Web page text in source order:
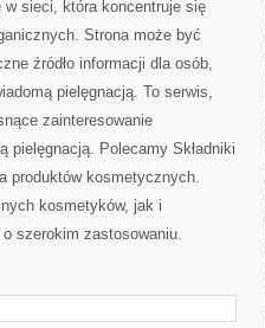
w sieci, która koncentruje się
Strona może być
źródło informacji dla osób,
pielęgnacją. To serwis,
zainteresowanie
pielęgnacją. Polecamy Składniki
produktów kosmetycznych.
kosmetyków, jak i
szerokim zastosowaniu.